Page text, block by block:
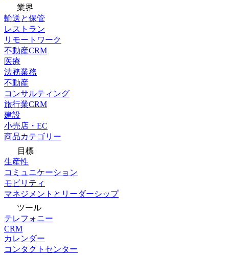
業界
輸送と保管
レストラン
リモートワーク
不動産CRM
医療
法務業務
不動産
コンサルティング
旅行業CRM
建設
小売店・EC
商品カテゴリー
目標
生産性
コミュニケーション
モビリティ
マネジメントとリーダーシップ
ツール
テレフォニー
CRM
カレンダー
コンタクトセンター